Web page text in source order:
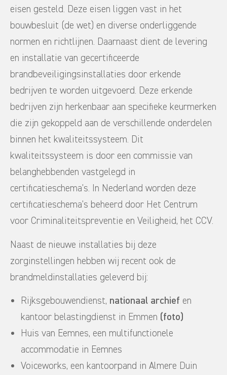
eisen gesteld. Deze eisen liggen vast in het
bouwbesluit (de wet) en diverse onderliggende
normen en richtlijnen. Daarnaast dient de levering
en installatie van gecertificeerde
brandbeveiligingsinstallaties door erkende
bedrijven te worden uitgevoerd. Deze erkende
bedrijven zijn herkenbaar aan specifieke keurmerken
die zijn gekoppeld aan de verschillende onderdelen
binnen het kwaliteitssysteem. Dit
kwaliteitssysteem is door een commissie van
belanghebbenden vastgelegd in
certificatieschema’s. In Nederland worden deze
certificatieschema’s beheerd door Het Centrum
voor Criminaliteitspreventie en Veiligheid, het CCV.
Naast de nieuwe installaties bij deze
zorginstellingen hebben wij recent ook de
brandmeldinstallaties geleverd bij:
Rijksgebouwendienst, nationaal archief en
kantoor belastingdienst in Emmen (foto)
Huis van Eemnes, een multifunctionele
accommodatie in Eemnes
Voiceworks, een kantoorpand in Almere Duin